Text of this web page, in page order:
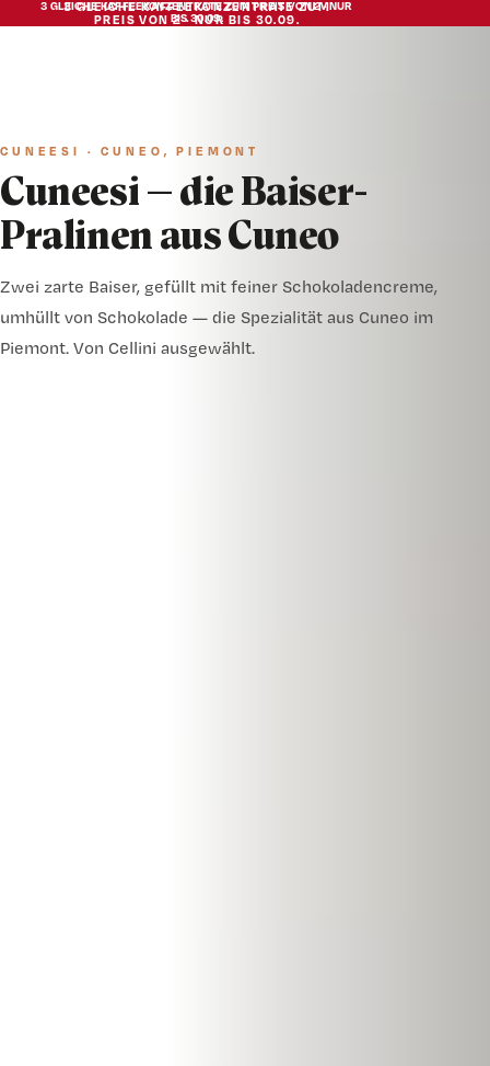
3 GLEICHE KAFFEEKONZENTRATE ZUM
PREIS VON 2 · NUR BIS 30.09.
3 GLEICHE KAFFEEKONZENTRATE ZUM PREIS VON 2 · NUR
BIS 30.09.
CUNEESI · CUNEO, PIEMONT
Cuneesi — die Baiser-
Pralinen aus Cuneo
Zwei zarte Baiser, gefüllt mit feiner Schokoladencreme,
umhüllt von Schokolade — die Spezialität aus Cuneo im
Piemont. Von Cellini ausgewählt.